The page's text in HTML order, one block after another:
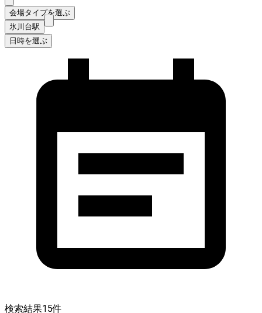
会場タイプを選ぶ
氷川台駅
日時を選ぶ
検索結果15件